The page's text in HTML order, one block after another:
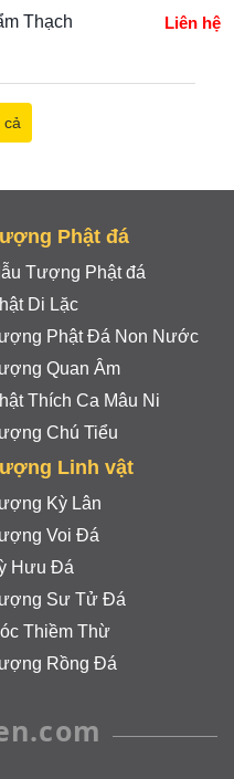
Thạch Liên hệ
cả
Phật đá
Tượng Phật đá
Di Lặc
Phật Đá Non Nước
Quan Âm
Thích Ca Mâu Ni
Chú Tiểu
Linh vật
Kỳ Lân
Voi Đá
Hưu Đá
Sư Tử Đá
Thiềm Thừ
Rồng Đá